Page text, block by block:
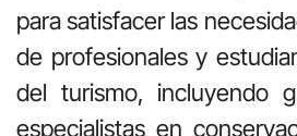
para satisfacer las
de profesionales y
del turismo, incluyendo
especialistas en